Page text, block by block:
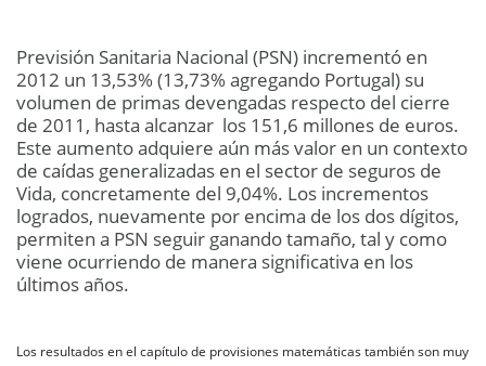
Previsión Sanitaria Nacional (PSN) incrementó en
2012 un 13,53% (13,73% agregando Portugal) su
volumen de primas devengadas respecto del cierre
de 2011, hasta alcanzar los 151,6 millones de euros.
Este aumento adquiere aún más valor en un contexto
de caídas generalizadas en el sector de seguros de
Vida, concretamente del 9,04%. Los incrementos
logrados, nuevamente por encima de los dos dígitos,
permiten a PSN seguir ganando tamaño, tal y como
viene ocurriendo de manera significativa en los
últimos años.
Los resultados en el capítulo de provisiones matemáticas también son muy